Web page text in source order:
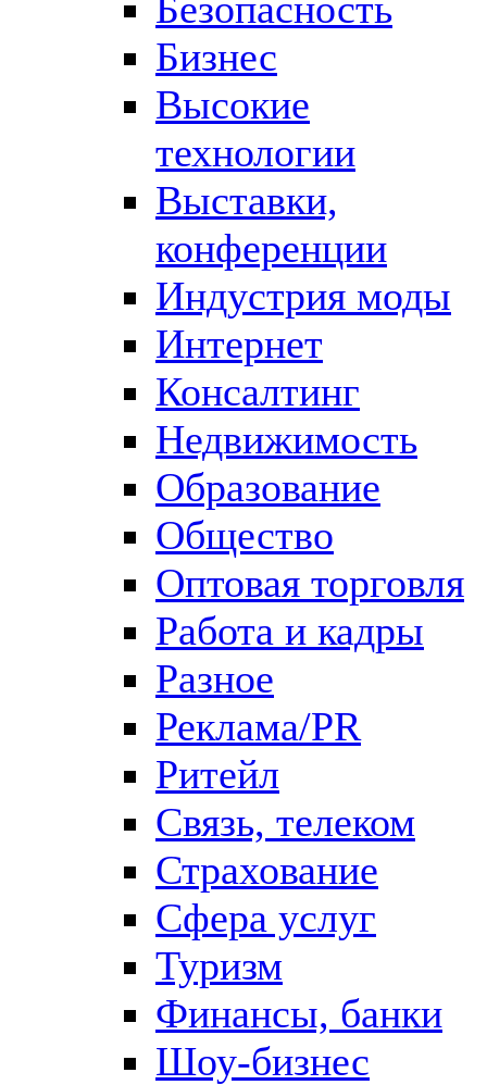
Бизнес
Высокие
технологии
Выставки,
конференции
Индустрия моды
Интернет
Консалтинг
Недвижимость
Образование
Общество
Оптовая торговля
Работа и кадры
Разное
Реклама/PR
Ритейл
Связь, телеком
Страхование
Сфера услуг
Туризм
Финансы, банки
Шоу-бизнес